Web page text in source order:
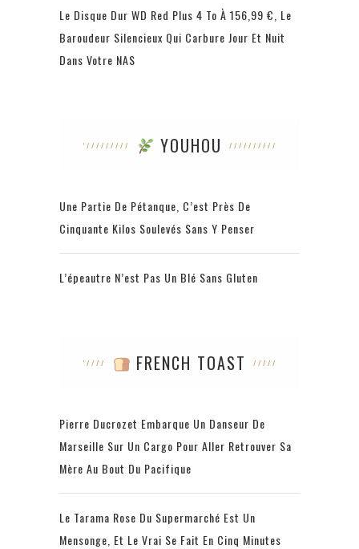
Le Disque Dur WD Red Plus 4 To À 156,99 €, Le
Baroudeur Silencieux Qui Carbure Jour Et Nuit
Dans Votre NAS
YOUHOU
Une Partie De Pétanque, C’est Près De
Cinquante Kilos Soulevés Sans Y Penser
L’épeautre N’est Pas Un Blé Sans Gluten
FRENCH TOAST
Pierre Ducrozet Embarque Un Danseur De
Marseille Sur Un Cargo Pour Aller Retrouver Sa
Mère Au Bout Du Pacifique
Le Tarama Rose Du Supermarché Est Un
Mensonge, Et Le Vrai Se Fait En Cinq Minutes